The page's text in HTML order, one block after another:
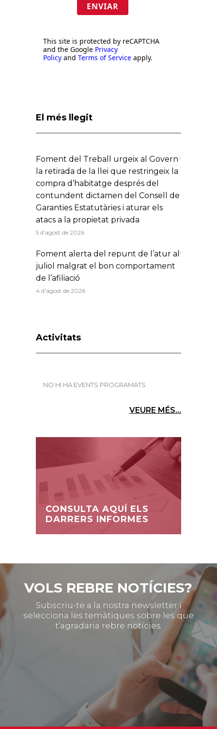
ENVIAR
This site is protected by reCAPTCHA
and the Google Privacy
Policy and Terms of Service apply.
El més llegit
Foment del Treball urgeix al Govern
la retirada de la llei que restringeix la
compra d’habitatge després del
contundent dictamen del Consell de
Garanties Estatutàries i aturar els
atacs a la propietat privada
5 d'agost de 2026
Foment alerta del repunt de l’atur al
juliol malgrat el bon comportament
de l’afiliació
4 d'agost de 2026
Activitats
NO HI HA EVENTS PROGRAMATS
VEURE MÉS...
CONSULTA AQUÍ ELS
DARRERS INFORMES
VOLS REBRE NOTÍCIES?
Subscriu-te a la nostra newsletter i
selecciona les temàtiques sobre les que
t’agradaria rebre notícies.